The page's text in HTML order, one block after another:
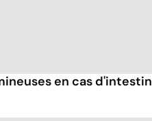
en cas d'intestin